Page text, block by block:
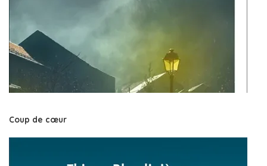
Coup de cœur